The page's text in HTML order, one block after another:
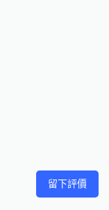
留下評價